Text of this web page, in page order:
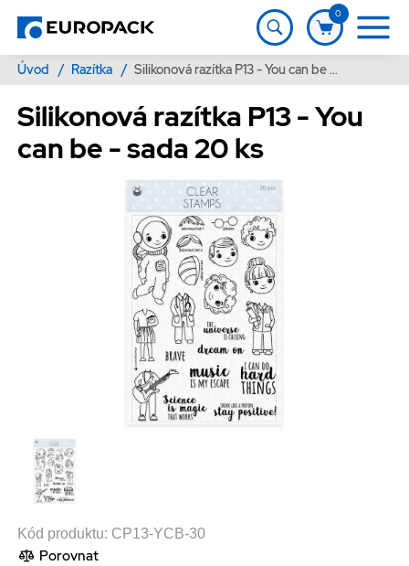
0
Úvod / Razítka / Silikonová razítka P13 - You can be - sada 20 ks
Silikonová razítka P13 - You
can be - sada 20 ks
Kód produktu: CP13-YCB-30
Porovnat